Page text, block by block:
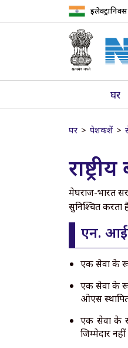
घर
घर पेशकशें
मेघराज-भारत
सुनिश्चित करता
एन. आई.
एक सेवा के
एक सेवा के
ओएस
एक सेवा के
जिम्मेदार